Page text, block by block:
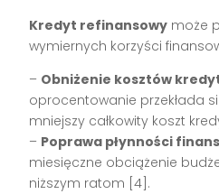
Kredyt refinansowy może
wymiernych korzyści
– Obniżenie kosztów
oprocentowanie przekłada
mniejszy całkowity koszt
– Poprawa płynności
miesięczne obciążenie
niższym ratom [4].